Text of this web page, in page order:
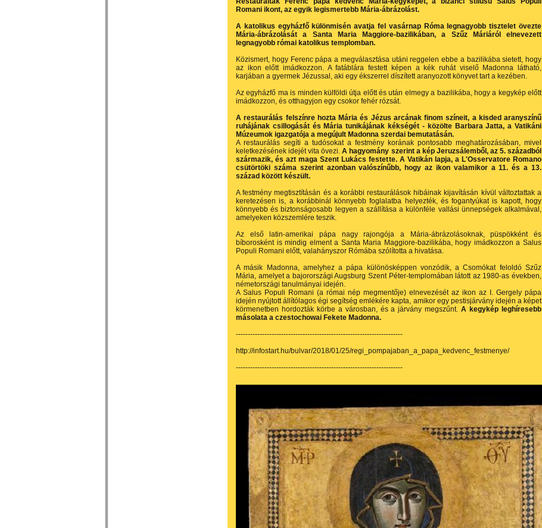
Romani ikont, az egyik legismertebb Mária-ábrázolást.
A katolikus egyházfő különmisén avatja fel vasárnap Róma legnagyobb tisztelet övezte
Mária-ábrázolását a Santa Maria Maggiore-bazilikában, a Szűz Máriáról elnevezett
legnagyobb római katolikus templomban.
Közismert, hogy Ferenc pápa a megválasztása utáni reggelen ebbe a bazilikába sietett, hogy
az ikon előtt imádkozzon. A fatáblára festett képen a kék ruhát viselő Madonna látható,
karjában a gyermek Jézussal, aki egy ékszerrel díszített aranyozott könyvet tart a kezében.
Az egyházfő ma is minden külföldi útja előtt és után elmegy a bazilikába, hogy a kegykép előtt
imádkozzon, és otthagyjon egy csokor fehér rózsát.
A restaurálás felszínre hozta Mária és Jézus arcának finom színeit, a kisded aranyszínű
ruhájának csillogását és Mária tunikájának kékségét - közölte Barbara Jatta, a Vatikáni
Múzeumok igazgatója a megújult Madonna szerdai bemutatásán.
A restaurálás segíti a tudósokat a festmény korának pontosabb meghatározásában, mivel
keletkezésének idejét vita övezi.A hagyomány szerint a kép Jeruzsálemből, az 5. századból
származik, és azt maga Szent Lukács festette. A Vatikán lapja, a L'Osservatore Romano
csütörtöki száma szerint azonban valószínűbb, hogy az ikon valamikor a 11. és a 13.
század között készült.
A festmény megtisztításán és a korábbi restaurálások hibáinak kijavításán kívül változtattak a
keretezésen is, a korábbinál könnyebb foglalatba helyezték, és fogantyúkat is kapott, hogy
könnyebb és biztonságosabb legyen a szállítása a különféle vallási ünnepségek alkalmával,
amelyeken közszemlére teszik.
Az első latin-amerikai pápa nagy rajongója a Mária-ábrázolásoknak, püspökként és
bíborosként is mindig elment a Santa Maria Maggiore-bazilikába, hogy imádkozzon a Salus
Populi Romani előtt, valahányszor Rómába szólította a hivatása.
A másik Madonna, amelyhez a pápa különösképpen vonzódik, a Csomókat feloldó Szűz
Mária, amelyet a bajorországi Augsburg Szent Péter-templomában látott az 1980-as években,
németországi tanulmányai idején.
A Salus Populi Romani (a római nép megmentője) elnevezését az ikon az I. Gergely pápa
idején nyújtott állítólagos égi segítség emlékére kapta, amikor egy pestisjárvány idején a képet
körmenetben hordozták körbe a városban, és a járvány megszűnt.A kegykép leghíresebb
másolata a czestochowai Fekete Madonna.
----------------------------------------------------------------------
http://infostart.hu/bulvar/2018/01/25/regi_pompajaban_a_papa_kedvenc_festmenye/
----------------------------------------------------------------------